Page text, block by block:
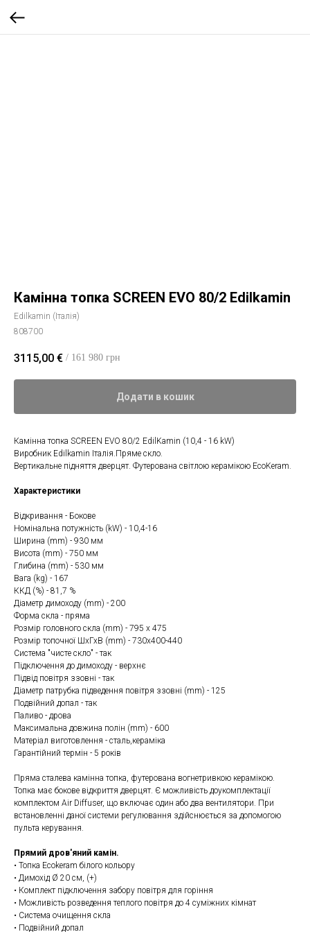
Камінна топка SCREEN EVO 80/2 Edilkamin
Edilkamin (Італія)
808700
3115,00 € / 161 980 грн
Додати в кошик
Камінна топка SCREEN EVO 80/2 EdilKamin (10,4 - 16 kW)
Виробник Edilkamin Італія.Пряме скло.
Вертикальне підняття дверцят. Футерована світлою керамікою EcoKeram.
Характеристики
Відкривання - Бокове
Номінальна потужність (kW) - 10,4-16
Ширина (mm) - 930 мм
Висота (mm) - 750 мм
Глибина (mm) - 530 мм
Вага (kg) - 167
ККД (%) - 81,7 %
Діаметр димоходу (mm) - 200
Форма скла - пряма
Розмір головного скла (mm) - 795 х 475
Розмір топочної ШхГхВ (mm) - 730х400-440
Система "чисте скло" - так
Підключення до димоходу - верхнє
Підвід повітря ззовні - так
Діаметр патрубка підведення повітря ззовні (mm) - 125
Подвійний допал - так
Паливо - дрова
Максимальна довжина полін (mm) - 600
Матеріал виготовлення - сталь,кераміка
Гарантійний термін - 5 років
Пряма сталева камінна топка, футерована вогнетривкою керамікою.
Топка має бокове відкриття дверцят. Є можливість доукомплектації
комплектом Air Diffuser, що включає один або два вентилятори. При
встановленні даної системи регулювання здійснюється за допомогою
пульта керування.
Прямий дров'яний камін.
• Топка Ecokeram білого кольору
• Димохід Ø 20 см, (+)
• Комплект підключення забору повітря для горіння
• Можливість розведення теплого повітря до 4 суміжних кімнат
• Система очищення скла
• Подвійний допал